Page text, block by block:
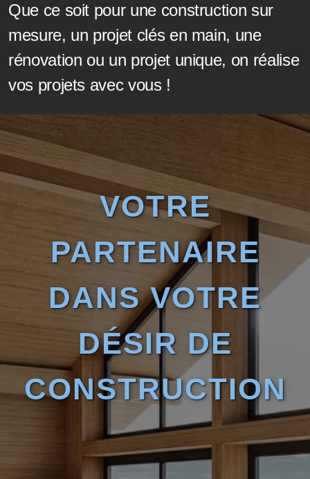
Que ce soit pour une construction sur
mesure, un projet clés en main, une
rénovation ou un projet unique, on réalise
vos projets avec vous !
VOTRE
PARTENAIRE
DANS VOTRE
DÉSIR DE
CONSTRUCTION